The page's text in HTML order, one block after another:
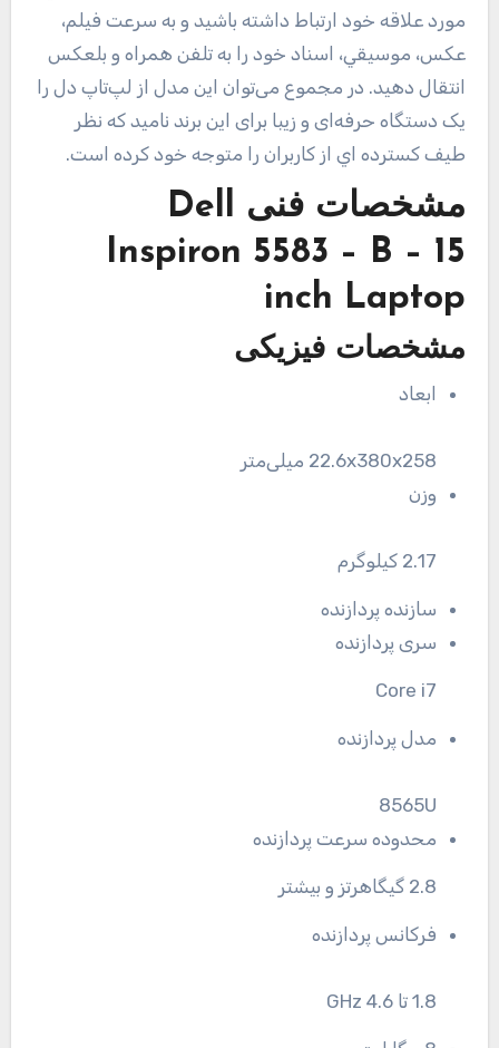
مورد علاقه خود ارتباط داشته باشيد و به سرعت فيلم،
عكس، موسيقي، اسناد خود را به تلفن همراه و بلعكس
انتقال دهيد. در مجموع می‌توان این مدل از لپ‌تاپ‌ دل را
یک دستگاه حرفه‌ای و زيبا برای این برند نامید که نظر
طيف كسترده اي از کاربران را متوجه خود کرده است.
مشخصات فنی Dell
Inspiron 5583 – B – 15
inch Laptop
مشخصات فیزیکی
ابعاد
22.6x380x258 میلی‌متر
وزن
2.17 کیلوگرم
سازنده پردازنده
سری پردازنده
Core i7
مدل پردازنده
8565U
محدوده سرعت پردازنده
2.8 گیگاهرتز و بیشتر
فرکانس پردازنده
1.8 تا 4.6 GHz